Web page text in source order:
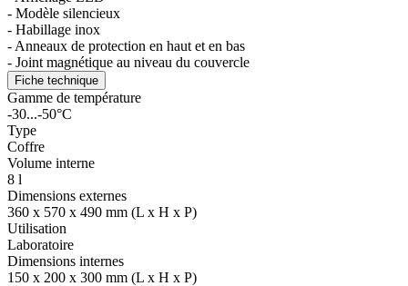
- Modèle silencieux
- Habillage inox
- Anneaux de protection en haut et en bas
- Joint magnétique au niveau du couvercle
Fiche technique
Gamme de température
-30...-50°C
Type
Coffre
Volume interne
8 l
Dimensions externes
360 x 570 x 490 mm (L x H x P)
Utilisation
Laboratoire
Dimensions internes
150 x 200 x 300 mm (L x H x P)